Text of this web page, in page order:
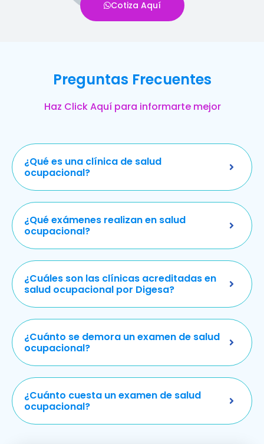
Cotiza Aquí
Preguntas Frecuentes
Haz Click Aquí para informarte mejor
¿Qué es una clínica de salud
ocupacional?
¿Qué exámenes realizan en salud
ocupacional?
¿Cuáles son las clínicas acreditadas en
salud ocupacional por Digesa?
¿Cuánto se demora un examen de salud
ocupacional?
¿Cuánto cuesta un examen de salud
ocupacional?